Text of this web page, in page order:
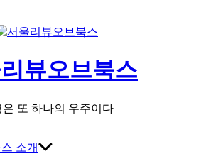
뷰오브북스
은 또 하나의 우주이다
소개